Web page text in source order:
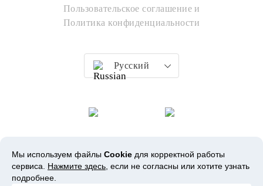
Пользовательское соглашение и
Политика конфиденциальности
Русский
Мы используем файлы Cookie для корректной работы
сервиса. Нажмите здесь , если не согласны или хотите узнать
подробнее.